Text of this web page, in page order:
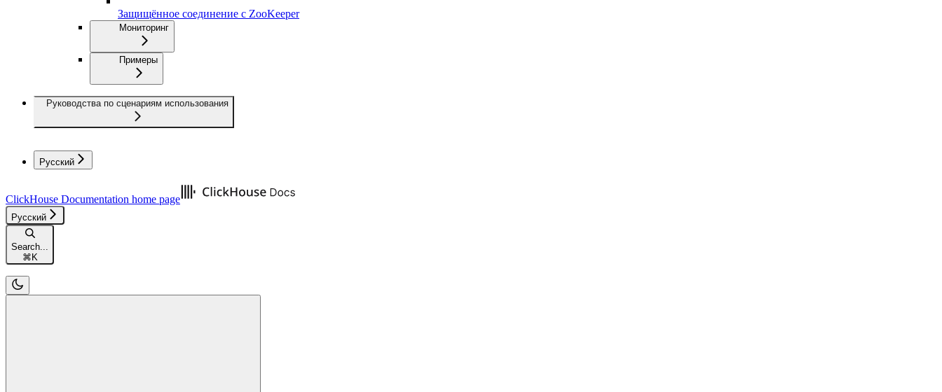
Защищённое соединение с ZooKeeper
Мониторинг
Примеры
Руководства по сценариям использования
Русский
ClickHouse Documentation home page
Русский
Search...
⌘ K